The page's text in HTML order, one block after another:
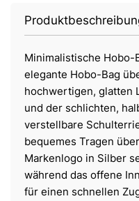
Minimalistische Hobo-
elegante Hobo-Bag
hochwertigen, glatten
und der schlichten,
verstellbare
bequemes Tragen
Markenlogo in Silber
während das offene
für einen schnellen